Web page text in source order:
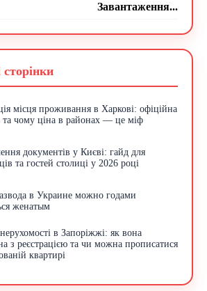
Завантаження...
сторінки
місця проживання в Харкові: офіційна
та чому ціна в районах — це міф
документів у Києві: гайд для
та гостей столиці у 2026 році
в Украине можно годами
женатым
в Запоріжжі: як вона
з реєстрацією та чи можна прописатися
квартирі